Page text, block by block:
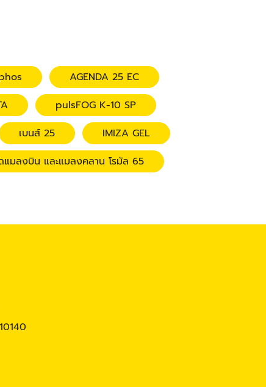
AGENDA 25 EC
pulsFOG K-10 SP
เบนส์ 25
IMIZA GEL
แมลงบิน และแมลงคลาน โรมัล 65